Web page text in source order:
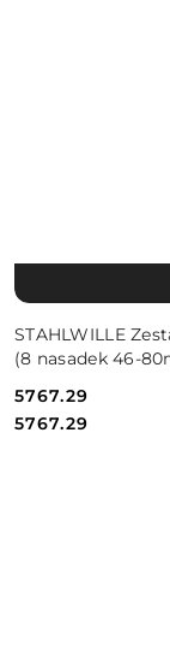
STAHLWILLE
(8 nasadek 46-
Cena:
5767.29
Cena:
5767.29